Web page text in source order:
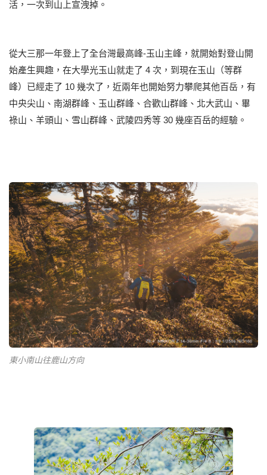
活，一次到山上宣洩掉。
從大三那一年登上了全台灣最高峰-玉山主峰，就開始對登山開
始產生興趣，在大學光玉山就走了 4 次，到現在玉山（等群
峰）已經走了 10 幾次了，近兩年也開始努力攀爬其他百岳，有
中央尖山、南湖群峰、玉山群峰、合歡山群峰、北大武山、畢
祿山、羊頭山、雪山群峰、武陵四秀等 30 幾座百岳的經驗。
東小南山往鹿山方向